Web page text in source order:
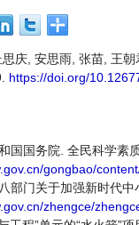
庆, 安思雨, 张苗, 王
https://doi.org/
国国务院. 全民科学素
gongbao/
部门关于加强新时代
zhengce/